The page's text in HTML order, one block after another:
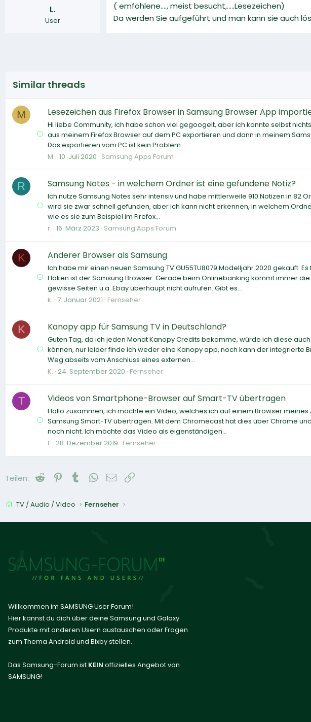
L.
User
( emfohlene...., meist besucht,.....Lesezeichen)
Da werden Sie aufgeführt und man kann sie auch
Similar threads
M Lesezeichen aus Firefox Browser in Samsung Browser App
Hi liebe Community, ich habe schon viel gegoogelt, aber ich konnte selbst
aus meinem Firefox Browser auf dem PC exportieren und dann in meinem
Das exportieren vom PC ist kein Problem...
M. 10. Juli 2020 Samsung Apps Forum
R Samsung Notes - in welchem Ordner ist eine gefundene Notiz?
Ich nutze Samsung Notes sehr intensiv und habe mittlerweile 910 Notizen in 82
wird sie zwar schnell gefunden, aber ich kann nicht erkennen, in welchem
wie es sie zum Beispiel im Firefox...
r. 16. März 2023 Samsung Apps Forum
K Anderer Browser als Samsung
Ich habe mir einen neuen Samsung TV GU55TU8079 Modelljahr 2020 gekauft.
Haken ist der Samsung Browser. Gerade beim Onlinebanking kommt immer
gewisse Seiten u.a. Ebay überhaupt nicht aufrufen. Gibt es...
k. 7. Januar 2021 Fernseher
K Kanopy app für Samsung TV in Deutschland?
Guten Tag, da ich jeden Monat Kanopy Credits bekomme, würde ich diese
können, nur leider finde ich weder eine Kanopy app, noch kann der integrierte
Weg abseits vom Anschluss eines externen...
K. 24. September 2020 Fernseher
T Videos von Smartphone-Browser auf Smart-TV übertragen
Hallo zusammen, ich möchte ein Video, welches ich auf einem Browser
Samsung Smart-TV übertragen. Mit dem Chromecast hat dies über Chrome
noch nicht. Ich möchte das Video als eigenständigen...
t. 28. Dezember 2019 Fernseher
Teilen: Reddit PinterestTumblrWhatsApp
E-Mail
TV / Audio / Video Fernseher
Willkommen im SAMSUNG User Forum!
Hier kannst du dich über deine Samsung und Galaxy
Produkte mit anderen Usern austauschen oder Fragen
zum Thema Android und Bixby stellen.
Das Samsung-Forum ist KEIN offizielles Angebot von
SAMSUNG!